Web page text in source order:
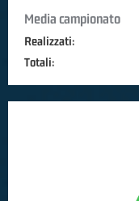
Media campionato
Realizzati:
Totali: